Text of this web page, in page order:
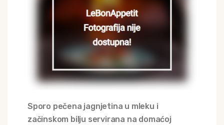
Sporo pečena jagnjetina u mleku i
začinskom bilju servirana na domaćoj